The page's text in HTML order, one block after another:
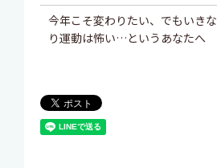
今年こそ変わりたい、でもいきな
り運動は怖い…というあなたへ